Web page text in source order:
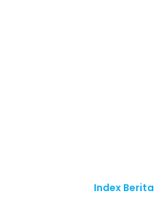
Index Berita